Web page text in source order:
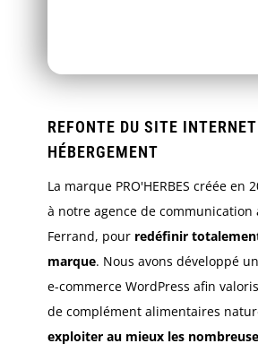
REFONTE DU SITE
HÉBERGEMENT
La marque PRO'HERBES créée en
à notre agence de communication
Ferrand, pour redéfinir
marque. Nous avons développé
e-commerce WordPress afin
de complément alimentaires
exploiter au mieux les